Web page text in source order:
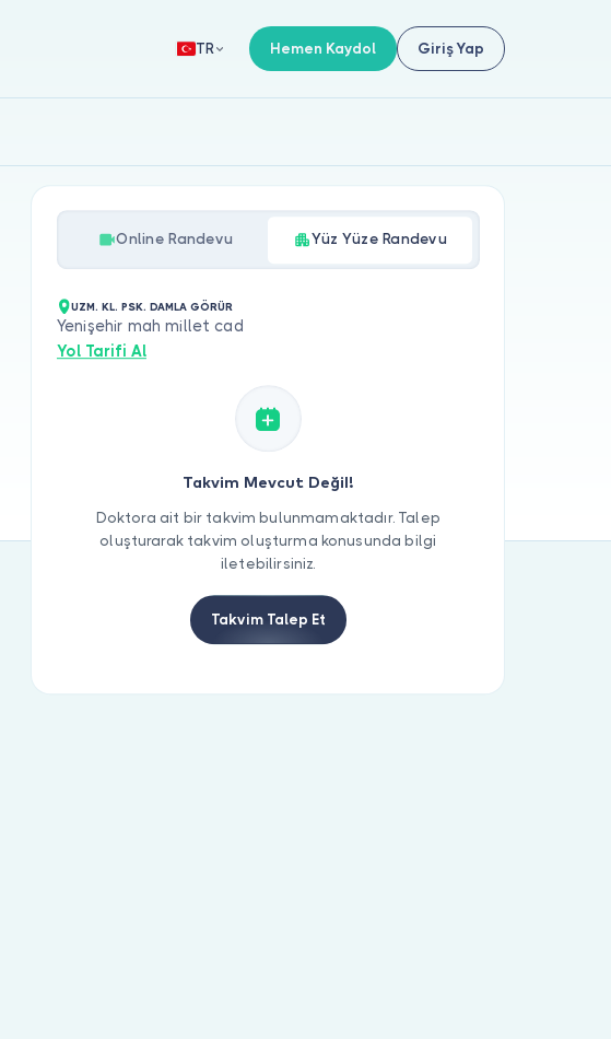
TR Hemen Kaydol Giriş Yap
Online Randevu Yüz Yüze Randevu
UZM. KL. PSK. DAMLA GÖRÜR
Yenişehir mah millet cad
Yol Tarifi Al
Takvim Mevcut Değil!
Doktora ait bir takvim bulunmamaktadır. Talep
oluşturarak takvim oluşturma konusunda bilgi
iletebilirsiniz.
Takvim Talep Et